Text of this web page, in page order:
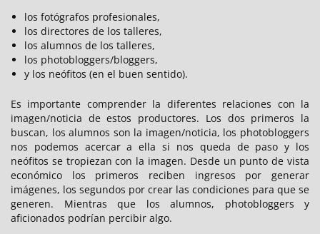
los fotógrafos profesionales,
los directores de los talleres,
los alumnos de los talleres,
los photobloggers/bloggers,
y los neófitos (en el buen sentido).
Es importante comprender la diferentes relaciones con la
imagen/noticia de estos productores. Los dos primeros la
buscan, los alumnos son la imagen/noticia, los photobloggers
nos podemos acercar a ella si nos queda de paso y los
neófitos se tropiezan con la imagen. Desde un punto de vista
económico los primeros reciben ingresos por generar
imágenes, los segundos por crear las condiciones para que se
generen. Mientras que los alumnos, photobloggers y
aficionados podrían percibir algo.